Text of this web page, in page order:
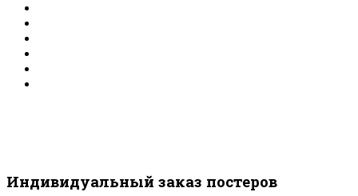
Индивидуальный заказ постеров